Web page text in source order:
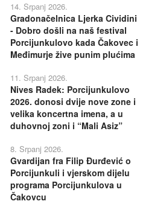
14. Srpanj 2026.
Gradonačelnica Ljerka Cividini
- Dobro došli na naš festival
Porcijunkulovo kada Čakovec i
Međimurje žive punim plućima
11. Srpanj 2026.
Nives Radek: Porcijunkulovo
2026. donosi dvije nove zone i
velika koncertna imena, a u
duhovnoj zoni i “Mali Asiz”
8. Srpanj 2026.
Gvardijan fra Filip Đurđević o
Porcijunkuli i vjerskom dijelu
programa Porcijunkulova u
Čakovcu